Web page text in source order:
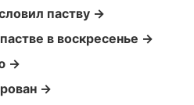
паству →
в воскресенье →
→
→